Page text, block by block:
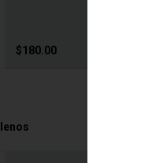
$180.00